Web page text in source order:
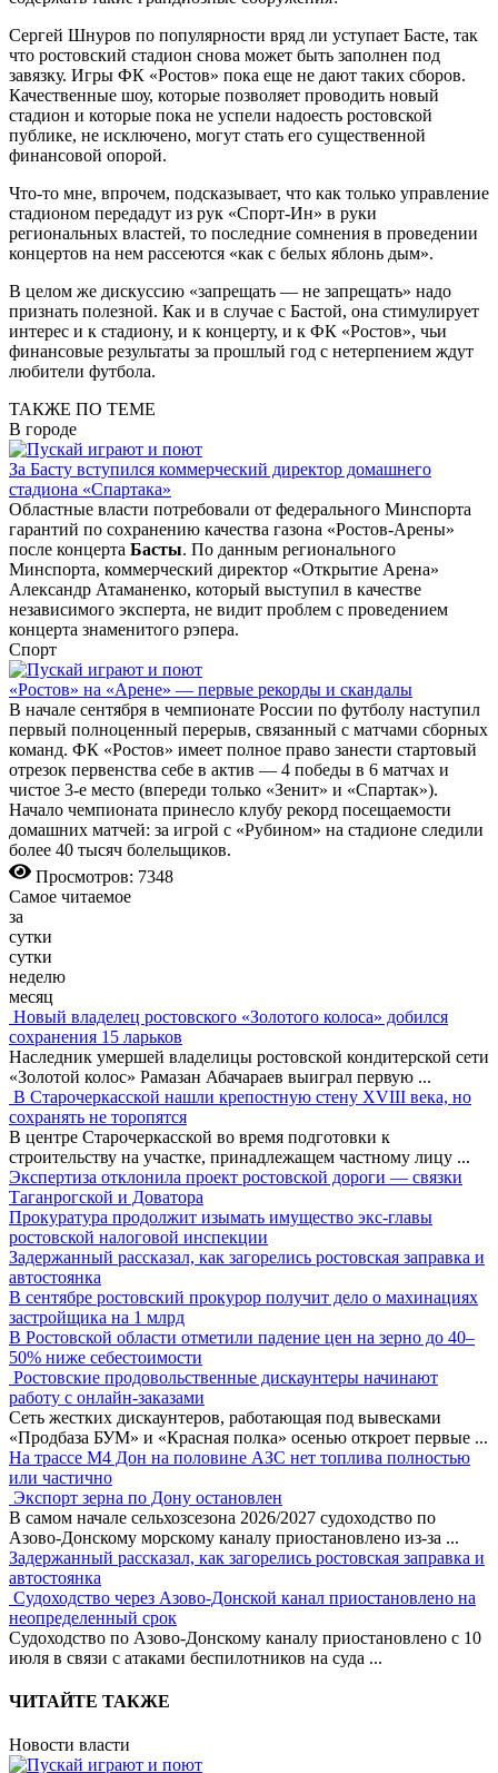
Сергей Шнуров по популярности вряд ли уступает Басте, так
что ростовский стадион снова может быть заполнен под
завязку. Игры ФК «Ростов» пока еще не дают таких сборов.
Качественные шоу, которые позволяет проводить новый
стадион и которые пока не успели надоесть ростовской
публике, не исключено, могут стать его существенной
финансовой опорой.
Что-то мне, впрочем, подсказывает, что как только управление
стадионом передадут из рук «Спорт-Ин» в руки
региональных властей, то последние сомнения в проведении
концертов на нем рассеются «как с белых яблонь дым».
В целом же дискуссию «запрещать — не запрещать» надо
признать полезной. Как и в случае с Бастой, она стимулирует
интерес и к стадиону, и к концерту, и к ФК «Ростов», чьи
финансовые результаты за прошлый год с нетерпением ждут
любители футбола.
ТАКЖЕ ПО ТЕМЕ
В городе
За Басту вступился коммерческий директор домашнего
стадиона «Спартака»
Областные власти потребовали от федерального Минспорта
гарантий по сохранению качества газона «Ростов-Арены»
после концерта Басты. По данным регионального
Минспорта, коммерческий директор «Открытие Арена»
Александр Атаманенко, который выступил в качестве
независимого эксперта, не видит проблем с проведением
концерта знаменитого рэпера.
Спорт
«Ростов» на «Арене» — первые рекорды и скандалы
В начале сентября в чемпионате России по футболу наступил
первый полноценный перерыв, связанный с матчами сборных
команд. ФК «Ростов» имеет полное право занести стартовый
отрезок первенства себе в актив — 4 победы в 6 матчах и
чистое 3-е место (впереди только «Зенит» и «Спартак»).
Начало чемпионата принесло клубу рекорд посещаемости
домашних матчей: за игрой с «Рубином» на стадионе следили
более 40 тысяч болельщиков.
Просмотров: 7348
Самое читаемое
за
сутки
сутки
неделю
месяц
Новый владелец ростовского «Золотого колоса» добился
сохранения 15 ларьков
Наследник умершей владелицы ростовской кондитерской сети
«Золотой колос» Рамазан Абачараев выиграл первую ...
В Старочеркасской нашли крепостную стену XVIII века, но
сохранять не торопятся
В центре Старочеркасской во время подготовки к
строительству на участке, принадлежащем частному лицу ...
Экспертиза отклонила проект ростовской дороги — связки
Таганрогской и Доватора
Прокуратура продолжит изымать имущество экс-главы
ростовской налоговой инспекции
Задержанный рассказал, как загорелись ростовская заправка и
автостоянка
В сентябре ростовский прокурор получит дело о махинациях
застройщика на 1 млрд
В Ростовской области отметили падение цен на зерно до 40–
50% ниже себестоимости
Ростовские продовольственные дискаунтеры начинают
работу с онлайн-заказами
Сеть жестких дискаунтеров, работающая под вывесками
«Продбаза БУМ» и «Красная полка» осенью откроет первые ...
На трассе М4 Дон на половине АЗС нет топлива полностью
или частично
Экспорт зерна по Дону остановлен
В самом начале сельхозсезона 2026/2027 судоходство по
Азово-Донскому морскому каналу приостановлено из-за ...
Задержанный рассказал, как загорелись ростовская заправка и
автостоянка
Судоходство через Азово-Донской канал приостановлено на
неопределенный срок
Судоходство по Азово-Донскому каналу приостановлено с 10
июля в связи с атаками беспилотников на суда ...
ЧИТАЙТЕ ТАКЖЕ
Новости власти